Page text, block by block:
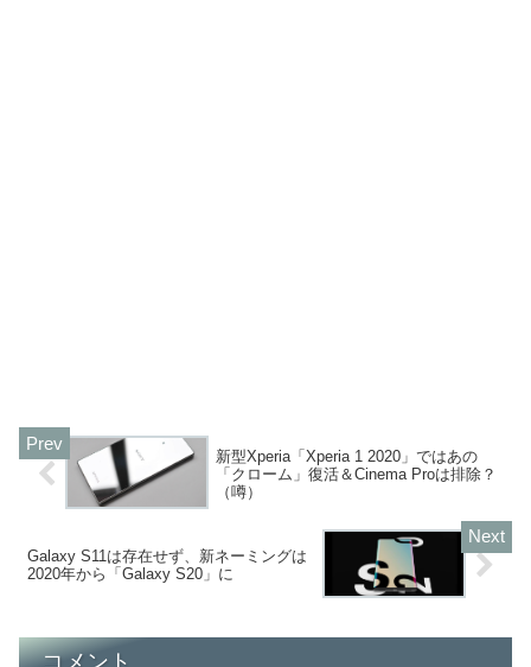
新型Xperia「Xperia 1 2020」ではあの
「クローム」復活＆Cinema Proは排除？
（噂）
Galaxy S11は存在せず、新ネーミングは
2020年から「Galaxy S20」に
コメント